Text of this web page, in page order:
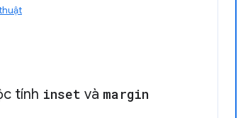
tính inset và margin